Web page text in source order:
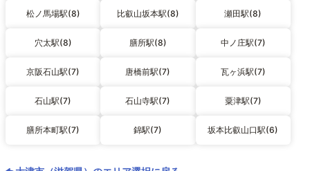
松ノ馬場駅(8) 比叡山坂本駅(8) 瀬田駅(8)
穴太駅(8) 膳所駅(8) 中ノ庄駅(7)
京阪石山駅(7) 唐橋前駅(7) 瓦ヶ浜駅(7)
石山駅(7) 石山寺駅(7) 粟津駅(7)
膳所本町駅(7) 錦駅(7) 坂本比叡山口駅(6)